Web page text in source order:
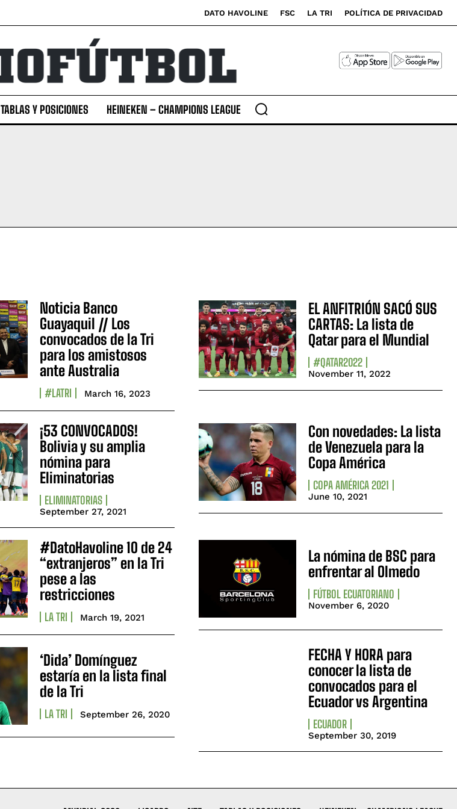
DATO HAVOLINE FSC LA TRI POLÍTICA DE PRIVACIDAD
TABLAS Y POSICIONES HEINEKEN – CHAMPIONS LEAGUE
Noticia Banco
Guayaquil // Los
convocados de la Tri
para los amistosos
ante Australia
#LATRI March 16, 2023
EL ANFITRIÓN SACÓ SUS
CARTAS: La lista de
Qatar para el Mundial
#QATAR2022
November 11, 2022
¡53 CONVOCADOS!
Bolivia y su amplia
nómina para
Eliminatorias
ELIMINATORIAS
September 27, 2021
Con novedades: La lista
de Venezuela para la
Copa América
COPA AMÉRICA 2021
June 10, 2021
#DatoHavoline 10 de 24
“extranjeros” en la Tri
pese a las
restricciones
LA TRI March 19, 2021
La nómina de BSC para
enfrentar al Olmedo
FÚTBOL ECUATORIANO
November 6, 2020
‘Dida’ Domínguez
estaría en la lista final
de la Tri
LA TRI September 26, 2020
FECHA Y HORA para
conocer la lista de
convocados para el
Ecuador vs Argentina
ECUADOR
September 30, 2019